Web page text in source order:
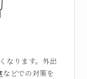
なります。外出
などでの対策を